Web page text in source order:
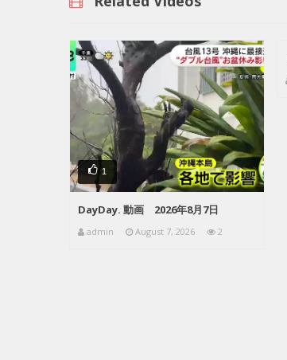
1
DayDay. 動画 2026年8月7日
admin August 7, 2026 2